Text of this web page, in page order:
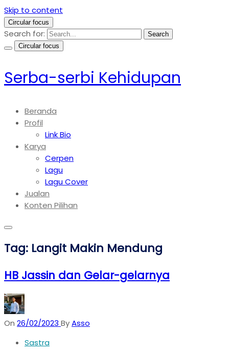
Skip to content
Circular focus
Search for:
Search
Circular focus
Serba-serbi Kehidupan
Beranda
Profil
Link Bio
Karya
Cerpen
Lagu
Lagu Cover
Jualan
Konten Pilihan
Tag: Langit Makin Mendung
HB Jassin dan Gelar-gelarnya
On 26/02/2023 ByAsso
Sastra